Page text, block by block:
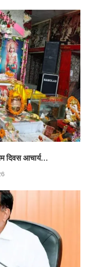
दिवस आचार्य...